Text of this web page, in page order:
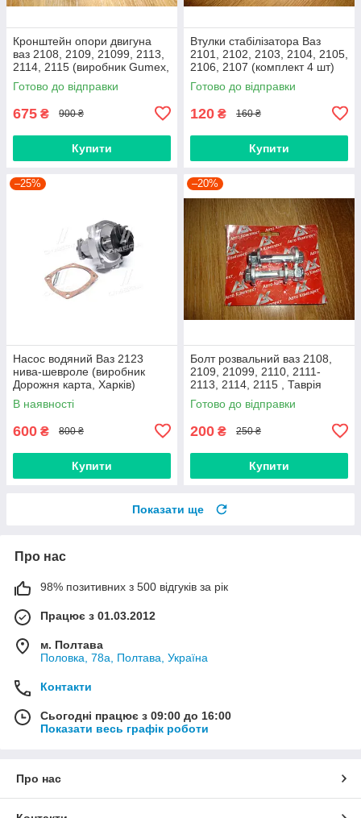
Кронштейн опори двигуна
ваз 2108, 2109, 21099, 2113,
2114, 2115 (виробник Gumex,
Польща)
Готово до відправки
675 ₴ 900 ₴
Купити
Втулки стабілізатора Ваз
2101, 2102, 2103, 2104, 2105,
2106, 2107 (комплект 4 шт)
виробник Gumex, Польща
Готово до відправки
120 ₴ 160 ₴
Купити
–25%
Насос водяний Ваз 2123
нива-шевроле (виробник
Дорожня карта, Харків)
В наявності
600 ₴ 800 ₴
Купити
–20%
Болт розвальний ваз 2108,
2109, 21099, 2110, 2111-
2113, 2114, 2115 , Таврія
М12х60, стойки передньої
(Авто Комплект)
Готово до відправки
200 ₴ 250 ₴
Купити
Показати ще
Про нас
98% позитивних з 500 відгуків за рік
Працює з 01.03.2012
м. Полтава
Половка, 78а, Полтава, Україна
Контакти
Сьогодні працює з 09:00 до 16:00
Показати весь графік роботи
Про нас